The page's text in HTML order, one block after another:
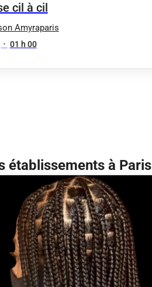
cil à cil
Amyraparis
• 01 h 00
établissements à Paris